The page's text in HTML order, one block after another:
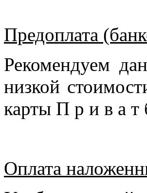
Предоплата
Рекомендуем
низкой
карты П р и в а
Оплата